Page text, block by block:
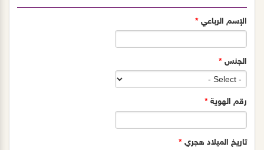
الإسم الرباعي *
الجنس *
رقم الهوية *
تاريخ الميلاد هجري *